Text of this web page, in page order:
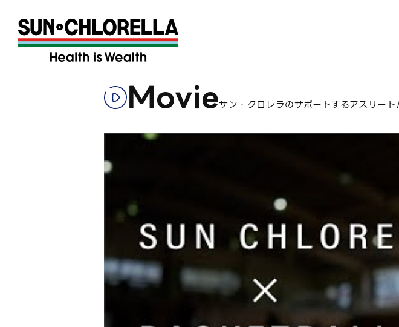
Movieサン・クロレラのサポートするアスリー